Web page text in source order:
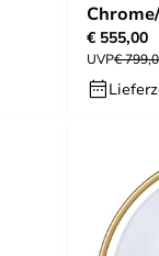
€ 555,00
UVP€